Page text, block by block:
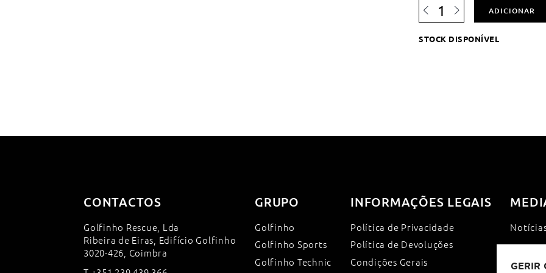
GERIR
Quantidade
de
Simples
ADICIONAR
STOCK DISPONÍVEL
CONTACTOS
Golfinho Rescue, Lda
Ribeira de Eiras, Edifício Golfinho
3020-426, Coimbra
GRUPO
Golfinho
Golfinho Sports
Golfinho Technic
INFORMAÇÕES LEGAIS
Política de Privacidade
Política de Devoluções
Condições Gerais